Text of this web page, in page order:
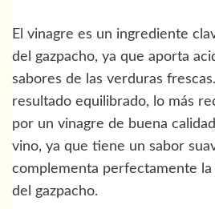
El vinagre es un ingrediente
del gazpacho, ya que aporta
sabores de las verduras
resultado equilibrado, lo más
por un vinagre de buena
vino, ya que tiene un sabor
complementa perfectamente
del gazpacho.